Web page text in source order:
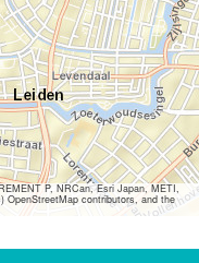
P, NRCan, Esri Japan, METI,
OpenStreetMap contributors, and the